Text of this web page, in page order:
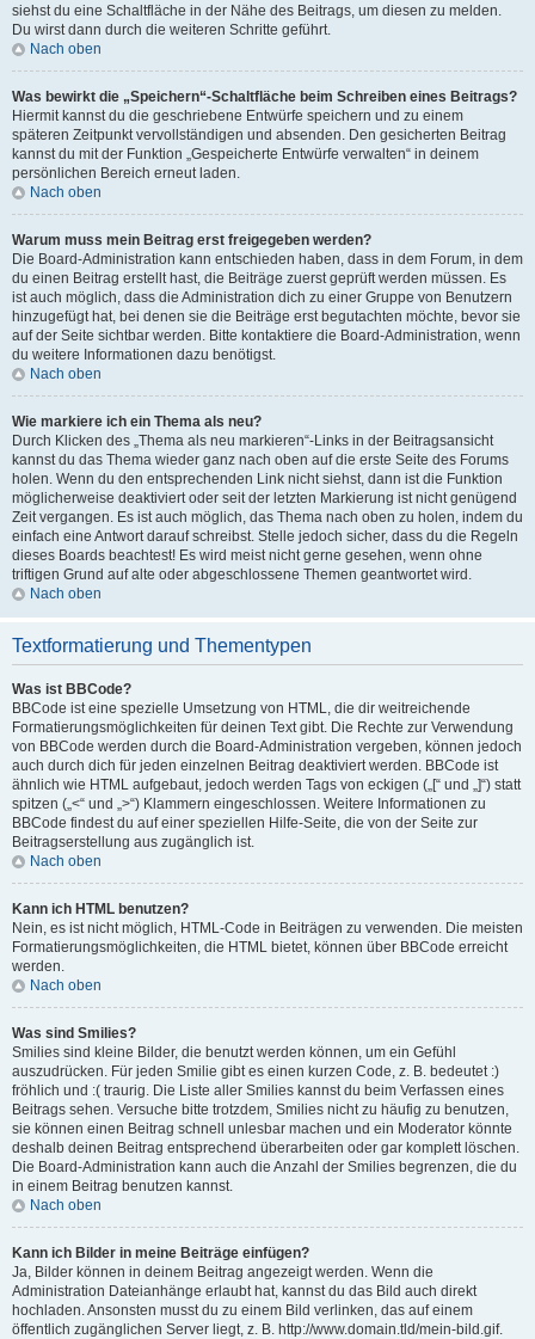
siehst du eine Schaltfläche in der Nähe des Beitrags, um diesen zu melden.
Du wirst dann durch die weiteren Schritte geführt.
Nach oben
Was bewirkt die „Speichern“-Schaltfläche beim Schreiben eines Beitrags?
Hiermit kannst du die geschriebene Entwürfe speichern und zu einem
späteren Zeitpunkt vervollständigen und absenden. Den gesicherten Beitrag
kannst du mit der Funktion „Gespeicherte Entwürfe verwalten“ in deinem
persönlichen Bereich erneut laden.
Nach oben
Warum muss mein Beitrag erst freigegeben werden?
Die Board-Administration kann entschieden haben, dass in dem Forum, in dem
du einen Beitrag erstellt hast, die Beiträge zuerst geprüft werden müssen. Es
ist auch möglich, dass die Administration dich zu einer Gruppe von Benutzern
hinzugefügt hat, bei denen sie die Beiträge erst begutachten möchte, bevor sie
auf der Seite sichtbar werden. Bitte kontaktiere die Board-Administration, wenn
du weitere Informationen dazu benötigst.
Nach oben
Wie markiere ich ein Thema als neu?
Durch Klicken des „Thema als neu markieren“-Links in der Beitragsansicht
kannst du das Thema wieder ganz nach oben auf die erste Seite des Forums
holen. Wenn du den entsprechenden Link nicht siehst, dann ist die Funktion
möglicherweise deaktiviert oder seit der letzten Markierung ist nicht genügend
Zeit vergangen. Es ist auch möglich, das Thema nach oben zu holen, indem du
einfach eine Antwort darauf schreibst. Stelle jedoch sicher, dass du die Regeln
dieses Boards beachtest! Es wird meist nicht gerne gesehen, wenn ohne
triftigen Grund auf alte oder abgeschlossene Themen geantwortet wird.
Nach oben
Textformatierung und Thementypen
Was ist BBCode?
BBCode ist eine spezielle Umsetzung von HTML, die dir weitreichende
Formatierungsmöglichkeiten für deinen Text gibt. Die Rechte zur Verwendung
von BBCode werden durch die Board-Administration vergeben, können jedoch
auch durch dich für jeden einzelnen Beitrag deaktiviert werden. BBCode ist
ähnlich wie HTML aufgebaut, jedoch werden Tags von eckigen („[“ und „]“) statt
spitzen („<“ und „>“) Klammern eingeschlossen. Weitere Informationen zu
BBCode findest du auf einer speziellen Hilfe-Seite, die von der Seite zur
Beitragserstellung aus zugänglich ist.
Nach oben
Kann ich HTML benutzen?
Nein, es ist nicht möglich, HTML-Code in Beiträgen zu verwenden. Die meisten
Formatierungsmöglichkeiten, die HTML bietet, können über BBCode erreicht
werden.
Nach oben
Was sind Smilies?
Smilies sind kleine Bilder, die benutzt werden können, um ein Gefühl
auszudrücken. Für jeden Smilie gibt es einen kurzen Code, z. B. bedeutet :)
fröhlich und :( traurig. Die Liste aller Smilies kannst du beim Verfassen eines
Beitrags sehen. Versuche bitte trotzdem, Smilies nicht zu häufig zu benutzen,
sie können einen Beitrag schnell unlesbar machen und ein Moderator könnte
deshalb deinen Beitrag entsprechend überarbeiten oder gar komplett löschen.
Die Board-Administration kann auch die Anzahl der Smilies begrenzen, die du
in einem Beitrag benutzen kannst.
Nach oben
Kann ich Bilder in meine Beiträge einfügen?
Ja, Bilder können in deinem Beitrag angezeigt werden. Wenn die
Administration Dateianhänge erlaubt hat, kannst du das Bild auch direkt
hochladen. Ansonsten musst du zu einem Bild verlinken, das auf einem
öffentlich zugänglichen Server liegt, z. B. http://www.domain.tld/mein-bild.gif.